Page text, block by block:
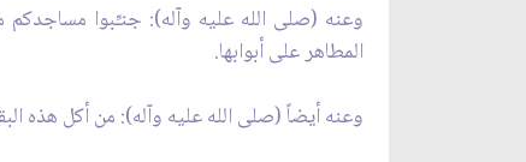
وعنه (صلى الله عليه وآله): جنـِّبوا
المطاهر على أبوابها.
وعنه أيضاً (صلى الله عليه وآله): من أكل هذه